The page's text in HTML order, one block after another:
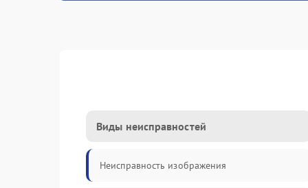
Виды неисправностей
Неисправность изображения